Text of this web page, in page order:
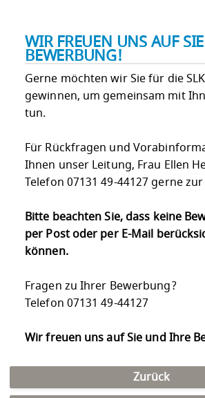
WIR FREUEN UNS AUF
BEWERBUNG!
Gerne möchten wir Sie für die
gewinnen, um gemeinsam mit
tun.
Für Rückfragen und
Ihnen unser Leitung, Frau Ellen
Telefon 07131 49-44127 gerne
Bitte beachten Sie, dass keine
per Post oder per E-Mail
können.
Fragen zu Ihrer Bewerbung?
Telefon 07131 49-44127
Wir freuen uns auf Sie und Ihre
Zurück